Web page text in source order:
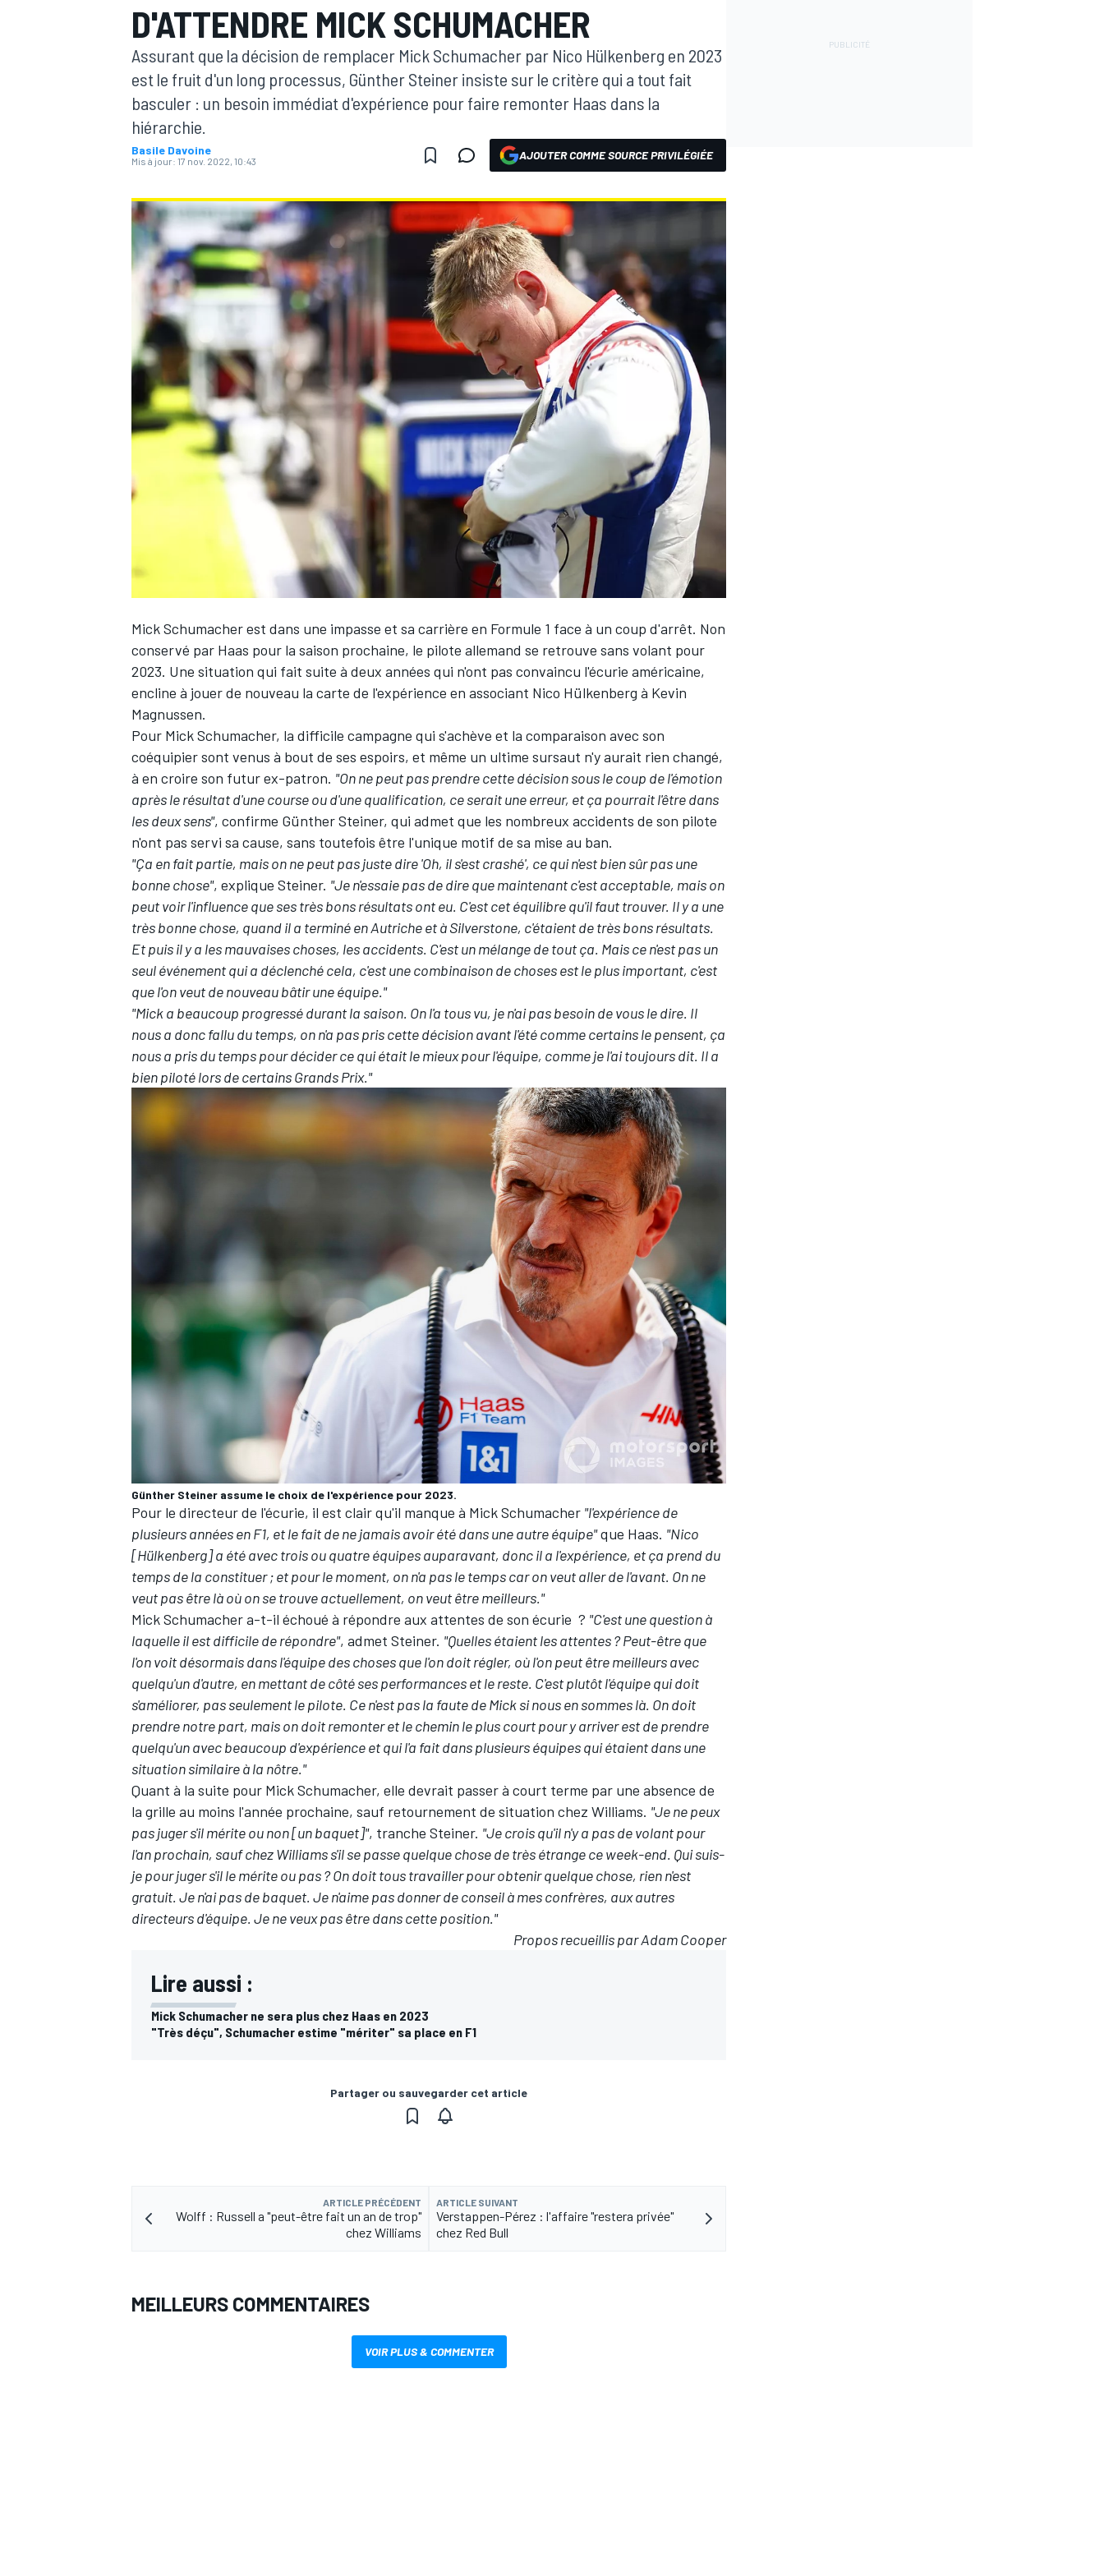
MOTOGP
WRC
WEC
AUTRES CHAMPIONNATS
D'ATTENDRE MICK SCHUMACHER
Assurant que la décision de remplacer Mick Schumacher par Nico Hülkenberg en 2023
est le fruit d'un long processus, Günther Steiner insiste sur le critère qui a tout fait
basculer : un besoin immédiat d'expérience pour faire remonter Haas dans la
hiérarchie.
Basile Davoine
Mis à jour: 17 nov. 2022, 10:43 AJOUTER COMME SOURCE PRIVILÉGIÉE
Mick Schumacherest dans une impasse et sa carrière en Formule 1 face à un coup d'arrêt. Non
conservé par Haas pour la saison prochaine, le pilote allemand se retrouve sans volant pour
2023. Une situation qui fait suite à deux années qui n'ont pas convaincu l'écurie américaine,
encline à jouer de nouveau la carte de l'expérience en associant Nico Hülkenberg à Kevin
Magnussen.
Pour Mick Schumacher, la difficile campagne qui s'achève et la comparaison avec son
coéquipier sont venus à bout de ses espoirs, et même un ultime sursaut n'y aurait rien changé,
à en croire son futur ex-patron. "On ne peut pas prendre cette décision sous le coup de l'émotion
après le résultat d'une course ou d'une qualification, ce serait une erreur, et ça pourrait l'être dans
les deux sens", confirme Günther Steiner, qui admet que les nombreux accidents de son pilote
n'ont pas servi sa cause, sans toutefois être l'unique motif de sa mise au ban.
"Ça en fait partie, mais on ne peut pas juste dire 'Oh, il s'est crashé', ce qui n'est bien sûr pas une
bonne chose", explique Steiner. "Je n'essaie pas de dire que maintenant c'est acceptable, mais on
peut voir l'influence que ses très bons résultats ont eu. C'est cet équilibre qu'il faut trouver. Il y a une
très bonne chose, quand il a terminé en Autriche et à Silverstone, c'étaient de très bons résultats.
Et puis il y a les mauvaises choses, les accidents. C'est un mélange de tout ça. Mais ce n'est pas un
seul événement qui a déclenché cela, c'est une combinaison de choses est le plus important, c'est
que l'on veut de nouveau bâtir une équipe."
"Mick a beaucoup progressé durant la saison. On l'a tous vu, je n'ai pas besoin de vous le dire. Il
nous a donc fallu du temps, on n'a pas pris cette décision avant l'été comme certains le pensent, ça
nous a pris du temps pour décider ce qui était le mieux pour l'équipe, comme je l'ai toujours dit. Il a
bien piloté lors de certains Grands Prix."
Günther Steiner assume le choix de l'expérience pour 2023.
Pour le directeur de l'écurie, il est clair qu'il manque à Mick Schumacher "l'expérience de
plusieurs années en F1, et le fait de ne jamais avoir été dans une autre équipe"que Haas. "Nico
[Hülkenberg] a été avec trois ou quatre équipes auparavant, donc il a l'expérience, et ça prend du
temps de la constituer ; et pour le moment, on n'a pas le temps car on veut aller de l'avant. On ne
veut pas être là où on se trouve actuellement, on veut être meilleurs."
Mick Schumacher a-t-il échoué à répondre aux attentes de son écurie ? "C'est une question à
laquelle il est difficile de répondre", admet Steiner. "Quelles étaient les attentes ? Peut-être que
l'on voit désormais dans l'équipe des choses que l'on doit régler, où l'on peut être meilleurs avec
quelqu'un d'autre, en mettant de côté ses performances et le reste. C'est plutôt l'équipe qui doit
s'améliorer, pas seulement le pilote. Ce n'est pas la faute de Mick si nous en sommes là. On doit
prendre notre part, mais on doit remonter et le chemin le plus court pour y arriver est de prendre
quelqu'un avec beaucoup d'expérience et qui l'a fait dans plusieurs équipes qui étaient dans une
situation similaire à la nôtre."
Quant à la suite pour Mick Schumacher, elle devrait passer à court terme par une absence de
la grille au moins l'année prochaine, sauf retournement de situation chez Williams. "Je ne peux
pas juger s'il mérite ou non [un baquet]", tranche Steiner. "Je crois qu'il n'y a pas de volant pour
l'an prochain, sauf chez Williams s'il se passe quelque chose de très étrange ce week-end. Qui suis-
je pour juger s'il le mérite ou pas ? On doit tous travailler pour obtenir quelque chose, rien n'est
gratuit. Je n'ai pas de baquet. Je n'aime pas donner de conseil à mes confrères, aux autres
directeurs d'équipe. Je ne veux pas être dans cette position."
Propos recueillis par Adam Cooper
Lire aussi :
Mick Schumacher ne sera plus chez Haas en 2023
"Très déçu", Schumacher estime "mériter" sa place en F1
Partager ou sauvegarder cet article
ARTICLE PRÉCÉDENT
Wolff : Russell a "peut-être fait un an de trop"
chez Williams
ARTICLE SUIVANT
Verstappen-Pérez : l'affaire "restera privée"
chez Red Bull
MEILLEURS COMMENTAIRES
VOIR PLUS & COMMENTER